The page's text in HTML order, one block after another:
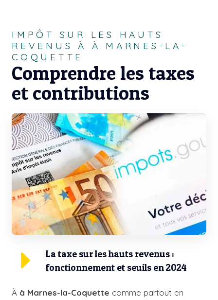
IMPÔT SUR LES HAUTS
REVENUS À À MARNES-LA-
COQUETTE
Comprendre les taxes
et contributions
La taxe sur les hauts revenus :
fonctionnement et seuils en 2024
À à Marnes-la-Coquette comme partout en